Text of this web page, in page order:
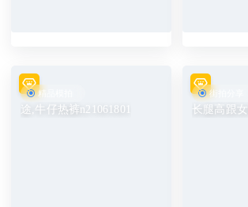
精品模拍
途,牛仔热裤n21061801
街拍分享
长腿高跟